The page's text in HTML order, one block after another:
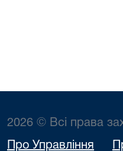
2026 © Всі права
Про Управління